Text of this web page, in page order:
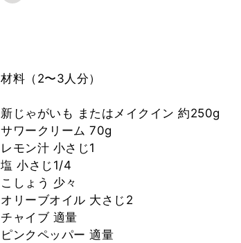
材料（2〜3人分）
新じゃがいも またはメイクイン 約250g
サワークリーム 70g
レモン汁 小さじ1
塩 小さじ1/4
こしょう 少々
オリーブオイル 大さじ2
チャイブ 適量
ピンクペッパー 適量